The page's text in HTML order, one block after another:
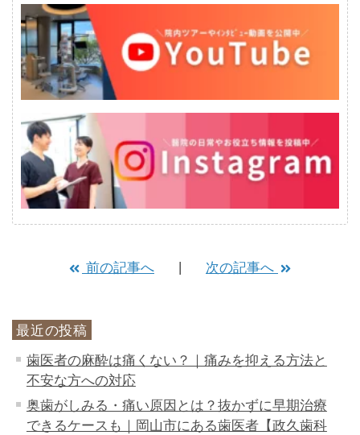
前の記事へ 次の記事へ
最近の投稿
歯医者の麻酔は痛くない？｜痛みを抑える方法と
不安な方への対応
奥歯がしみる・痛い原因とは？抜かずに早期治療
できるケースも｜岡山市にある歯医者【政久歯科